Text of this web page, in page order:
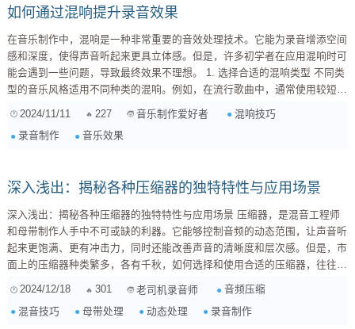
如何通过混响提升录音效果
在音乐制作中，混响是一种非常重要的音效处理技术。它能为录音增添空间
感和深度，使得声音听起来更具立体感。但是，许多初学者在应用混响时可
能会遇到一些问题，导致最终效果不理想。 1. 选择合适的混响类型 不同类
型的音乐风格适用不同种类的混响。例如，在流行歌曲中，通常使用较短、
板式反射。了解这些基本概念有助于你做出正确选择。 2. 控制预延迟设置
预延迟是指直接声波与反射声波之间的时间差。在很多情况下，合适的预延
2024/11/11 227 音乐制作爱好者
混响技巧
录音制作
音乐效果
深入浅出：揭秘各种压缩器的独特特性与应用场景
深入浅出：揭秘各种压缩器的独特特性与应用场景 压缩器，是混音工程师
和母带制作人手中不可或缺的利器。它能够控制音频的动态范围，让声音听
起来更饱满、更有冲击力，同时还能改善声音的清晰度和层次感。但是，市
面上的压缩器种类繁多，各有千秋，如何选择和使用合适的压缩器，往往让
在不同应用场景下的优缺点，希望能帮助大家更好地理解和运用压缩器，提
升混音和母带制作水平。 1. 压缩器的基本原理 压缩器的核心功能是降低音
2024/12/18 301 老司机录音师
音频压缩
混音技巧
母带处理 动态处理 录音制作